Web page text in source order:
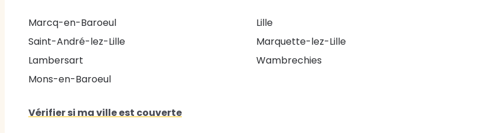
Marcq-en-Baroeul
Lille
Saint-André-lez-Lille
Marquette-lez-Lille
Lambersart
Wambrechies
Mons-en-Baroeul
Vérifier si ma ville est couverte